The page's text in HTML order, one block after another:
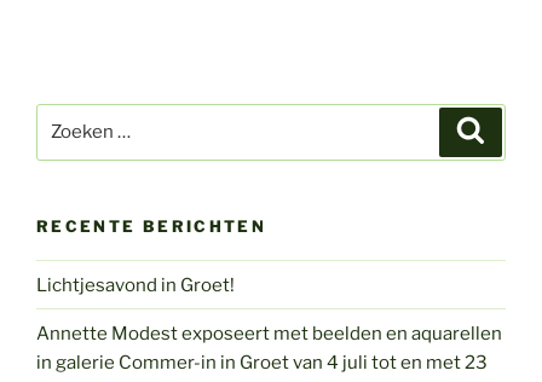
naar:
RECENTE BERICHTEN
Lichtjesavond in Groet!
Annette Modest exposeert met beelden en aquarellen
in galerie Commer-in in Groet van 4 juli tot en met 23